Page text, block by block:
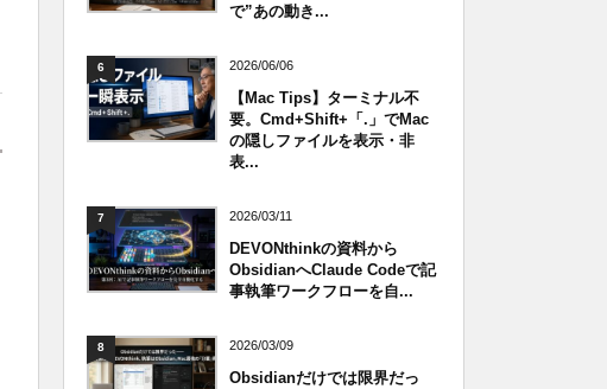
で”あの動き...
6 2026/06/06
【Mac Tips】ターミナル不
要。Cmd+Shift+「.」でMac
の隠しファイルを表示・非
表...
7 2026/03/11
DEVONthinkの資料から
ObsidianへClaude Codeで記
事執筆ワークフローを自...
8 2026/03/09
Obsidianだけでは限界だっ